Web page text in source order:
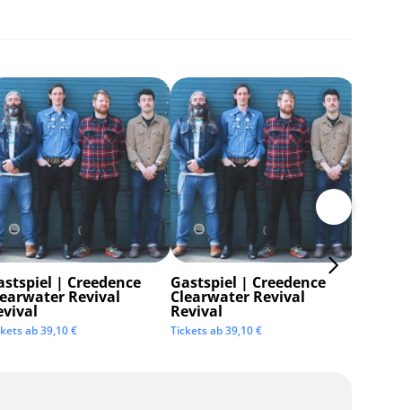
| Creedence
Revival
ab39,10€
Gastspiel | Creedence
Clearwater Revival
Revival
Tickets ab39,10€